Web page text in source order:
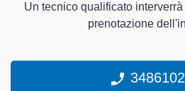
Un tecnico qualificato interverrà
prenotazione